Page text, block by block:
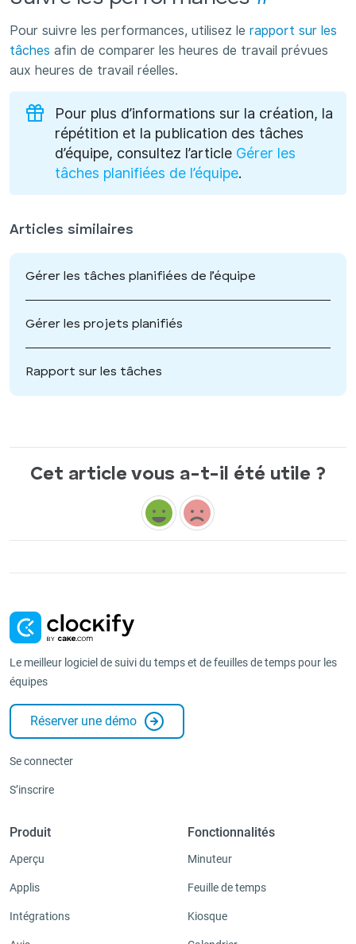
Pour suivre les performances, utilisez le rapport sur les
tâches afin de comparer les heures de travail prévues
aux heures de travail réelles.
Pour plus d’informations sur la création, la
répétition et la publication des tâches
d’équipe, consultez l’article Gérer les
tâches planifiées de l’équipe.
Articles similaires
Gérer les tâches planifiées de l’équipe
Gérer les projets planifiés
Rapport sur les tâches
Cet article vous a-t-il été utile ?
Le meilleur logiciel de suivi du temps et de feuilles de temps pour les
équipes
Réserver une démo
Se connecter
S’inscrire
Produit
Aperçu
Applis
Intégrations
Fonctionnalités
Minuteur
Feuille de temps
Kiosque